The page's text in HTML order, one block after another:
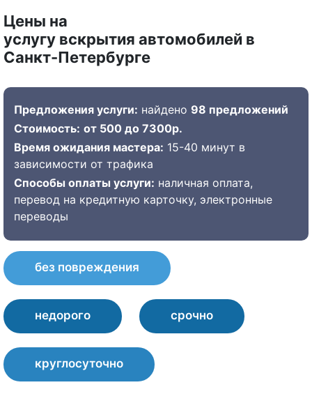
Цены на
услугу вскрытия автомобилей в
Санкт-Петербурге
Предложения услуги: найдено 98 предложений
Стоимость: от 500 до 7300р.
Время ожидания мастера: 15-40 минут в
зависимости от трафика
Способы оплаты услуги: наличная оплата,
перевод на кредитную карточку, электронные
переводы
без повреждения
недорого срочно
круглосуточно